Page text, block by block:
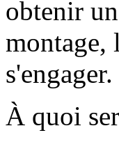
obtenir
montage,
s'engager.
À quoi